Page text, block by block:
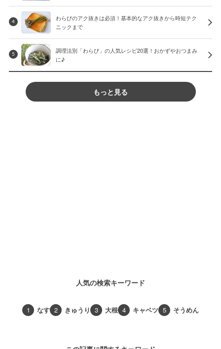
4
わらびのアク抜きは必須！基本的なアク抜きから時短テク
ニックまで
5
調理法別「わらび」の人気レシピ20選！おかずやおつまみ
に♪
もっと見る
人気の検索キーワード
1 なす 2 きゅうり 3 大根 4 キャベツ 5 そうめん